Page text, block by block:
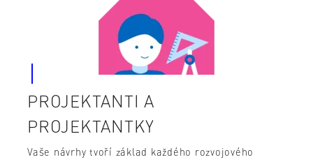
PROJEKTANTI A
PROJEKTANTKY
Vaše návrhy tvoří základ každého rozvojového